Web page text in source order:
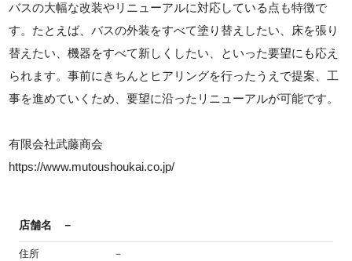
バスの大幅な改装やリニューアルに対応している点も特徴で
す。たとえば、バスの外装をすべて塗り替えしたい、床を張り
替えたい、機器をすべて新しくしたい、といった要望にも応え
られます。事前にきちんとヒアリングを行ったうえで提案、工
事を進めていくため、要望に沿ったリニューアルが可能です。
有限会社武藤商会
https://www.mutoushoukai.co.jp/
店舗名 －
住所 －